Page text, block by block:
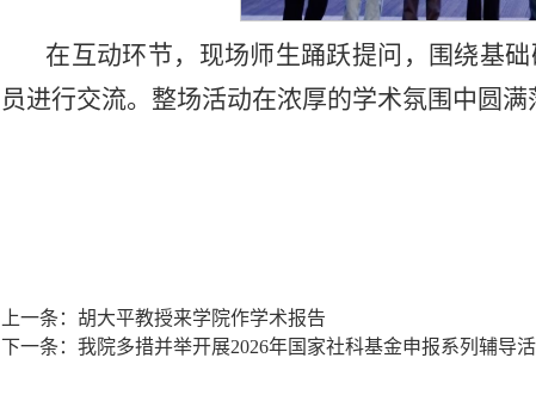
在互动环节，现场师生踊跃提问，围绕基
员进行交流。整场活动在浓厚的学术氛围中圆满
上一条： 胡大平教授来学院作学术报告
下一条： 我院多措并举开展2026年国家社科基金申报系列辅导